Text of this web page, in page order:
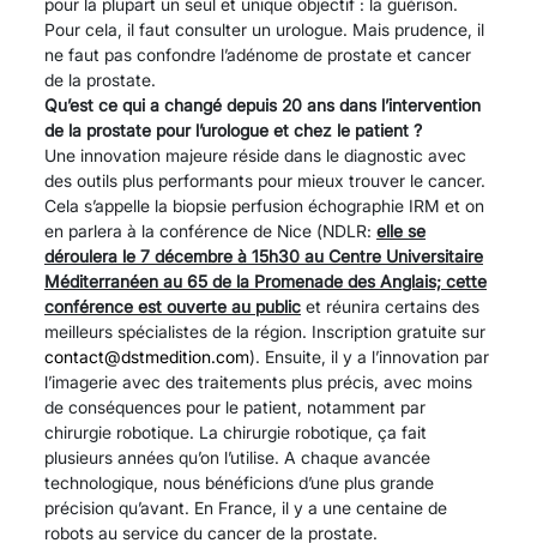
Pour cela, il faut consulter un urologue. Mais prudence, il
ne faut pas confondre l’adénome de prostate et cancer
de la prostate.
Qu’est ce qui a changé depuis 20 ans dans l’intervention
de la prostate pour l’urologue et chez le patient ?
Une innovation majeure réside dans le diagnostic avec
des outils plus performants pour mieux trouver le cancer.
Cela s’appelle la biopsie perfusion échographie IRM et on
en parlera à la conférence de Nice (NDLR: elle se
déroulera le 7 décembre à 15h30 au Centre Universitaire
Méditerranéen au 65 de la Promenade des Anglais; cette
conférence est ouverte au public et réunira certains des
meilleurs spécialistes de la région. Inscription gratuite sur
contact@dstmedition.com). Ensuite, il y a l’innovation par
l’imagerie avec des traitements plus précis, avec moins
de conséquences pour le patient, notamment par
chirurgie robotique. La chirurgie robotique, ça fait
plusieurs années qu’on l’utilise. A chaque avancée
technologique, nous bénéficions d’une plus grande
précision qu’avant. En France, il y a une centaine de
robots au service du cancer de la prostate.